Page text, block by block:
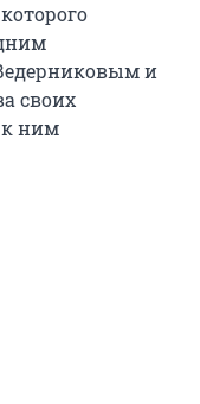
и
своих
к ним